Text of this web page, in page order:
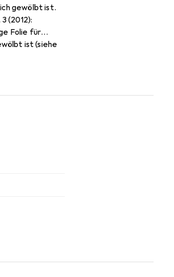
gewölbt ist.
(2012):
Folie für
ist (siehe
Aufbringen